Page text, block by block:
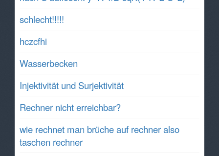
schlecht!!!!!
hczcfhi
Wasserbecken
Injektivität und Surjektivität
Rechner nicht erreichbar?
wie rechnet man brüche auf rechner also
taschen rechner